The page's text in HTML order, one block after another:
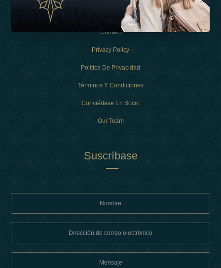
Contact
Privacy Policy
Política De Privacidad
Términos Y Condiciones
Conviértase En Socio
Our Team
Suscríbase